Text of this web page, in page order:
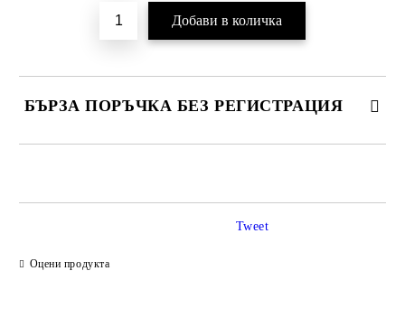
БЪРЗА ПОРЪЧКА БЕЗ РЕГИСТРАЦИЯ
Оцени продукта
Tweet